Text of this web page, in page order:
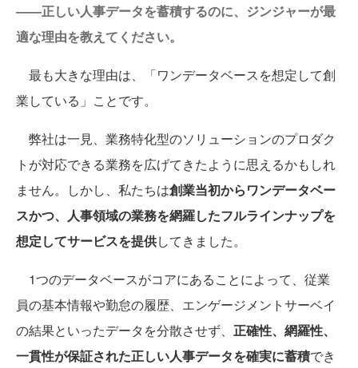
——正しい人事データを蓄積するのに、ジンジャーが最
適な理由を教えてください。
最も大きな理由は、「ワンデータベースを想定して創
業している」ことです。
弊社は一見、業務特化型のソリューションのプロダク
トが対応できる業務を広げてきたように思えるかもしれ
ません。しかし、私たちは創業当初からワンデータベー
スかつ、人事領域の業務を網羅したフルラインナップを
想定してサービスを提供してきました。
1つのデータベースがコアにあることによって、従業
員の基本情報や勤怠の履歴、エンゲージメントサーベイ
の結果といったデータを分散させず、 正確性、網羅性、
一貫性が保証された正しい人事データを確実に蓄積でき